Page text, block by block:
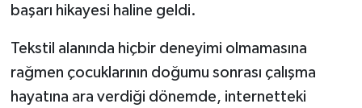
başarı hikayesi haline geldi.
Tekstil alanında hiçbir deneyimi olmamasına
rağmen çocuklarının doğumu sonrası çalışma
hayatına ara verdiği dönemde, internetteki